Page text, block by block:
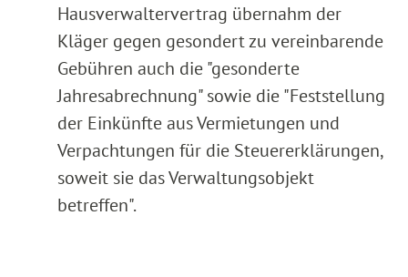
Hausverwaltervertrag übernahm der
Kläger gegen gesondert zu vereinbarende
Gebühren auch die "gesonderte
Jahresabrechnung" sowie die "Feststellung
der Einkünfte aus Vermietungen und
Verpachtungen für die Steuererklärungen,
soweit sie das Verwaltungsobjekt
betreffen".